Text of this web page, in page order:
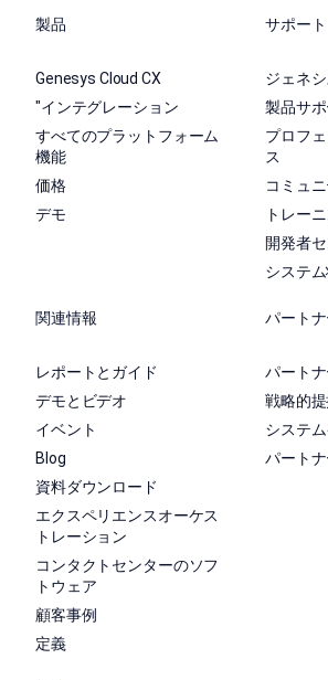
製品
Genesys Cloud CX
"インテグレーション
すべてのプラットフォーム
機能
価格
デモ
サポート
ジェネ
製品サポ
プロフ
ス
コミュニ
トレー
開発者
システ
関連情報
レポートとガイド
デモとビデオ
イベント
Blog
資料ダウンロード
エクスペリエンスオーケス
トレーション
コンタクトセンターのソフ
トウェア
顧客事例
定義
パートナ
パートナ
戦略的
システ
パート